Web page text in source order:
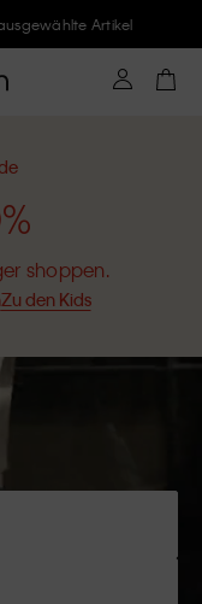
-10%
shoppen.
Zu den Kids